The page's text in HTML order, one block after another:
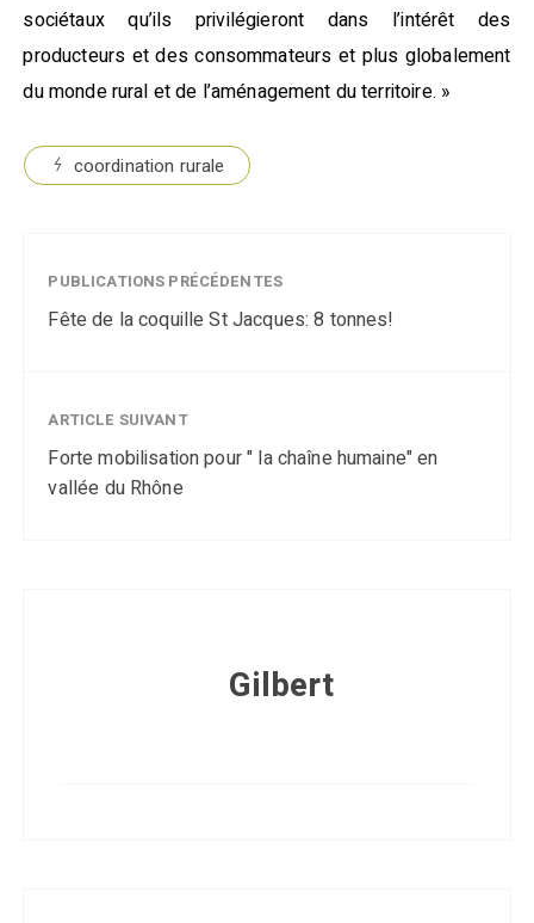
sociétaux qu’ils privilégieront dans l’intérêt des
producteurs et des consommateurs et plus globalement
du monde rural et de l’aménagement du territoire. »
coordination rurale
PUBLICATIONS PRÉCÉDENTES
Fête de la coquille St Jacques: 8 tonnes!
ARTICLE SUIVANT
Forte mobilisation pour " la chaîne humaine" en
vallée du Rhône
Gilbert